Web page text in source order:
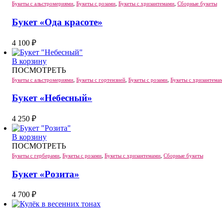
Букеты с альстромериями Букеты с розами Букеты с хризантемами Сборные букеты
Букет «Ода красоте»
4 100 ₽
В корзину
ПОСМОТРЕТЬ
Букеты с альстромериями Букеты с гортензией Букеты с розами Букеты с
Букет «Небесный»
4 250 ₽
В корзину
ПОСМОТРЕТЬ
Букеты с герберами Букеты с розами Букеты с хризантемами Сборные букеты
Букет «Розита»
4 700 ₽